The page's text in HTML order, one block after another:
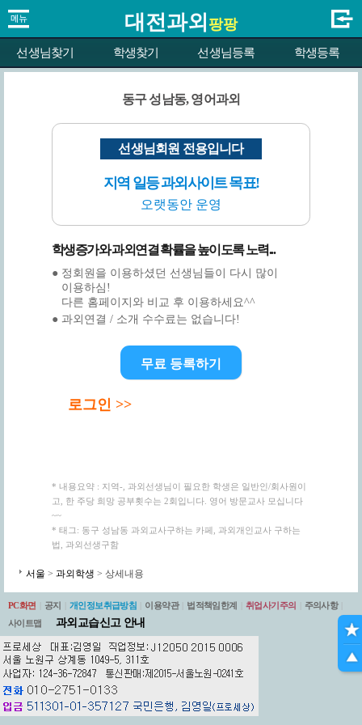
대전과외 팡팡
선생님찾기 학생찾기 선생님등록 학생등록
동구 성남동, 영어과외
선생님회원 전용입니다
지역 일등 과외사이트 목표!
오랫동안 운영
학생증가와 과외연결 확률을 높이도록 노력...
● 정회원을 이용하셨던 선생님들이 다시 많이
이용하심!
다른 홈페이지와 비교 후 이용하세요^^
● 과외연결 / 소개 수수료는 없습니다!
무료 등록하기
로그인 >>
* 내용요약 : 지역-, 과외선생님이 필요한 학생은 일반인/회사원이
고, 한 주당 희망 공부횟수는 2회입니다. 영어 방문교사 모십니다
~~
* 태그: 동구 성남동 과외교사구하는 카페, 과외개인교사 구하는
법, 과외선생구함
서울 > 과외학생 > 상세내용
PC화면 공지 개인정보취급방침 이용약관 법적책임한계 취업사기주의 주의사항
사이트맵
과외교습신고 안내